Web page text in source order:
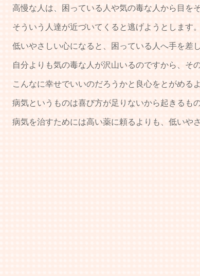
高慢な人は、困っている人や気の毒な人から目を
そういう人達が近づいてくると逃げようとします。
低いやさしい心になると、困っている人へ手を差
自分よりも気の毒な人が沢山いるのですから、そ
こんなに幸せでいいのだろうかと良心をとがめる
病気というものは喜び方が足りないから起きるもの
病気を治すためには高い薬に頼るよりも、低いや